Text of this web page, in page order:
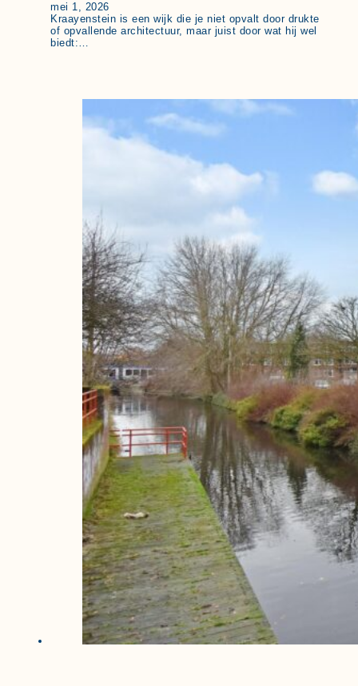
mei 1, 2026
Kraayenstein is een wijk die je niet opvalt door drukte
of opvallende architectuur, maar juist door wat hij wel
biedt:…